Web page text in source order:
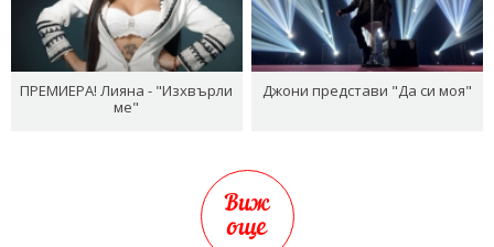
ПРЕМИЕРА! Лияна - "Изхвърли
ме"
Джони представи "Да си моя"
Виж
още